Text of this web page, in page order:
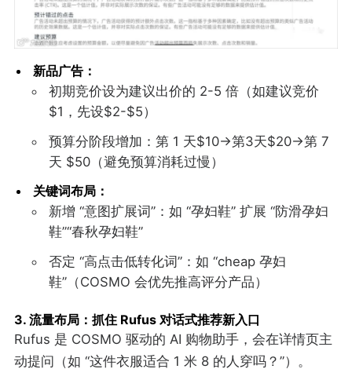
新品广告：
初期竞价设为建议出价的 2-5 倍（如建议竞价
$1，先设$2-$5）
预算分阶段增加：第 1 天$10→第3天$20→第 7
天 $50（避免预算消耗过慢）
关键词布局：
新增 “意图扩展词”：如 “孕妇鞋” 扩展 “防滑孕妇
鞋”“春秋孕妇鞋”
否定 “高点击低转化词”：如 “cheap 孕妇
鞋”（COSMO 会优先推高评分产品）
3. 流量布局：抓住 Rufus 对话式推荐新入口
Rufus 是 COSMO 驱动的 AI 购物助手，会在详情页主
动提问（如 “这件衣服适合 1 米 8 的人穿吗？”）。